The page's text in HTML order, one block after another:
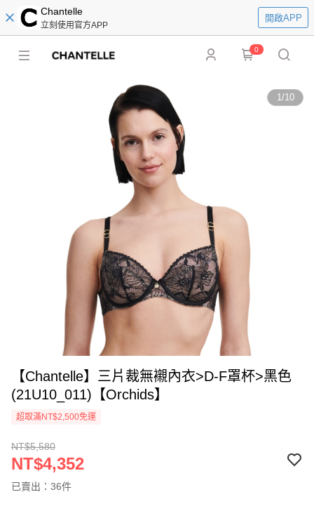
Chantelle
立刻使用官方APP
開啟APP
0
1/10
【Chantelle】三片裁無襯內衣>D-F罩杯>黑色
(21U10_011)【Orchids】
超取滿NT$2,500免運
NT$5,580
NT$4,352
已賣出：36件